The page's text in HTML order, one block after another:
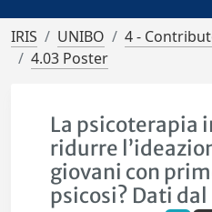
IRIS UNIBO
4 -
4.03 Poster
La psicoterapia
ridurre
giovani con
psicosi? Dati